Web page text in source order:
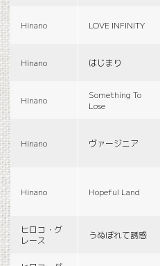
Hinano LOVE INFINITY
Hinano はじまり
Hinano
Something To
Lose
Hinano ヴァージニア
Hinano Hopeful Land
ヒロコ・グ
レース
うぬぼれて誘惑